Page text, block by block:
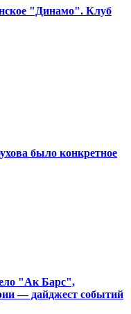
"Динамо". Клуб
было конкретное
"Ак Барс",
— дайджест событий